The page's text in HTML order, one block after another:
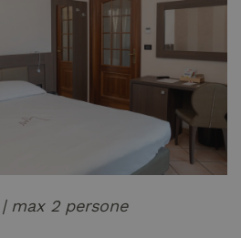
max 2 persone